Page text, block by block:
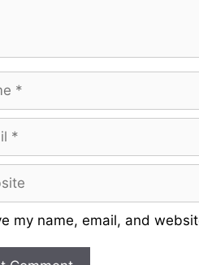
my name, email, and